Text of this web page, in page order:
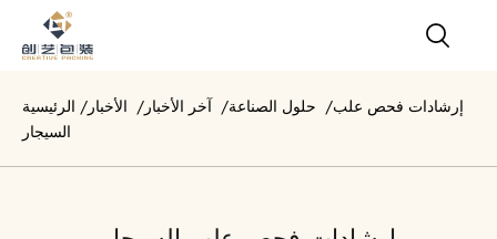
الرئيسية /الأخبار /آخر الأخبار /حلول الصناعة /إرشادات فحص علب
السيجار